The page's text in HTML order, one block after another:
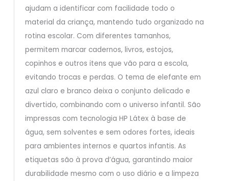
ajudam a identificar com facilidade todo o
material da criança, mantendo tudo organizado na
rotina escolar. Com diferentes tamanhos,
permitem marcar cadernos, livros, estojos,
copinhos e outros itens que vão para a escola,
evitando trocas e perdas. O tema de elefante em
azul claro e branco deixa o conjunto delicado e
divertido, combinando com o universo infantil. São
impressas com tecnologia HP Látex à base de
água, sem solventes e sem odores fortes, ideais
para ambientes internos e quartos infantis. As
etiquetas são à prova d’água, garantindo maior
durabilidade mesmo com o uso diário e a limpeza